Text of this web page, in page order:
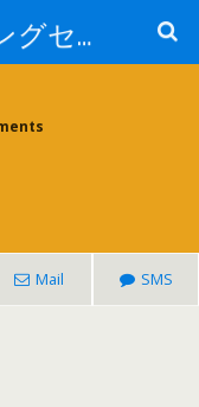
レーザーカッティングセンター 株式会社 中本鉄工所
Mail SMS